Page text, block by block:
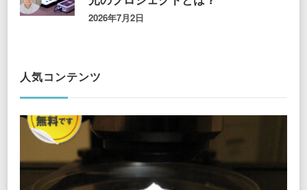
2026年7月2日
人気コンテンツ